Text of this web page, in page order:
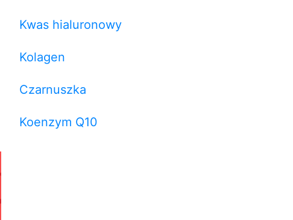
Kwas hialuronowy
Kolagen
Czarnuszka
Koenzym Q10